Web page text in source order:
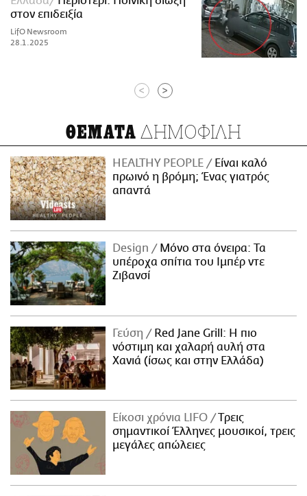
στον επιδειξία
LifO Newsroom
28.1.2025
< >
ΘΕΜΑΤΑ ΔΗΜΟΦΙΛΗ
HEALTHY PEOPLE
Είναι καλό
πρωινό η βρόμη; Ένας γιατρός
απαντά
Design
Μόνο στα όνειρα: Τα
υπέροχα σπίτια του Ιμπέρ ντε
Ζιβανσί
Γεύση
Red Jane Grill: Η πιο
νόστιμη και χαλαρή αυλή στα
Χανιά (ίσως και στην Ελλάδα)
Είκοσι χρόνια LIFO
Tρεις
σημαντικοί Έλληνες μουσικοί, τρεις
μεγάλες απώλειες